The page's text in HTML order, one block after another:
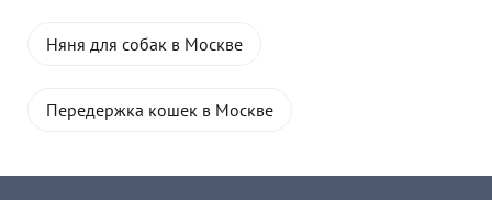
Няня для собак в Москве
Передержка кошек в Москве